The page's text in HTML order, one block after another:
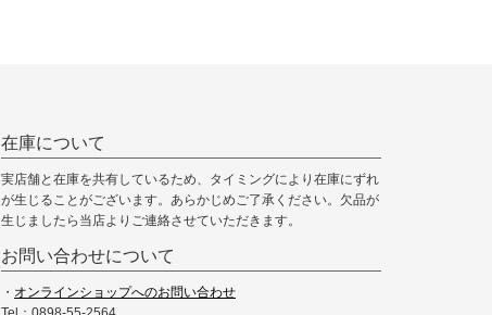
在庫について
実店舗と在庫を共有しているため、タイミングにより在庫にずれ
が生じることがございます。あらかじめご了承ください。欠品が
生じましたら当店よりご連絡させていただきます。
お問い合わせについて
・ オンラインショップへのお問い合わせ